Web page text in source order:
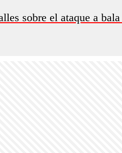
sobre el ataque a